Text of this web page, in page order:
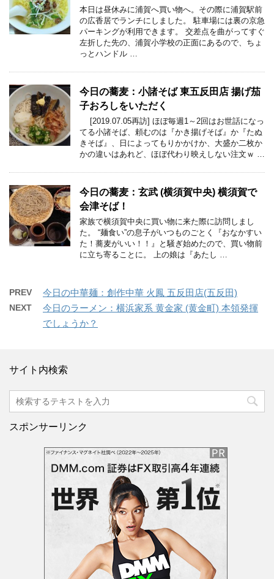
本日は昼休みに浦賀へ買い物へ。その際に浦賀駅前
の広香居でランチにしました。 駐車場には裏の京急
パーキングが利用できます。 交差点を曲がってすぐ
左折した先の、浦賀小学校の正面にあるので、ちょ
っとハンドル …
今日の蕎麦：小諸そば 東五反田店 揚げ茄
子おろしをいただく
[2019.07.05再訪] ほぼ毎週1～2回はお世話になっ
てる小諸そば、頼むのは『かき揚げそば』か『たぬ
きそば』、日によってもりかかけか、大盛か二枚か
かの違いはあれど、ほぼ代わり映えしない注文ｗ …
今日の蕎麦：玄武 (横須賀中央) 横須賀で
会津そば！
家族で横須賀中央に買い物に来た際に訪問しまし
た。 “麺食い”の息子がいつものごとく『おなかすい
た！蕎麦がいい！！』と騒ぎ始めたので、買い物前
に立ち寄ることに。 上の娘は『あたし …
PREV 今日の中華麺：創作中華 火鳳 五反田店(五反田)
NEXT
今日のラーメン：横浜家系 黄金家 (黄金町) 本領発揮
でしょうか？
サイト内検索
スポンサーリンク